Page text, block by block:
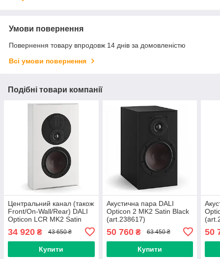
Умови повернення
Повернення товару впродовж 14 днів за домовленістю
Всі умови повернення
Подібні товари компанії
Центральний канал (також
Front/On-Wall/Rear) DALI
Opticon LCR MK2 Satin
34 920 ₴ 43 650 ₴
Купити
Акустична пара DALI
Opticon 2 MK2 Satin Black
(art.238617)
50 760₴ 63 450 ₴
Купити
50